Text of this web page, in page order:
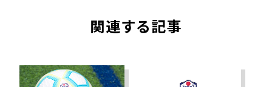
関連する記事